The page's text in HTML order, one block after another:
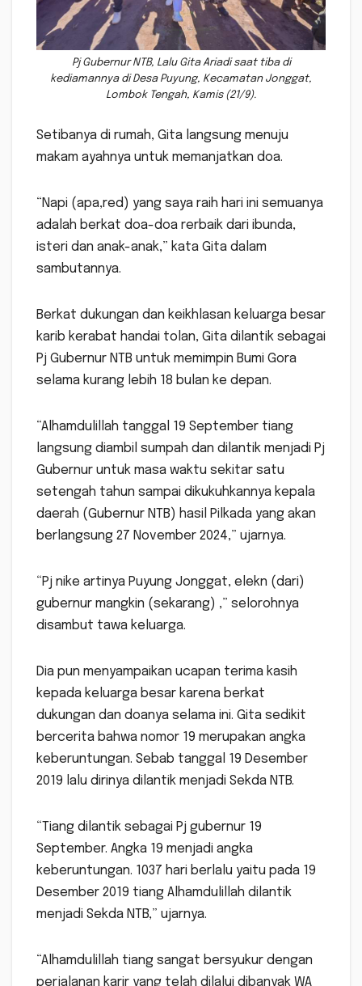
Pj Gubernur NTB, Lalu Gita Ariadi saat tiba di
kediamannya di Desa Puyung, Kecamatan Jonggat,
Lombok Tengah, Kamis (21/9).
Setibanya di rumah, Gita langsung menuju
makam ayahnya untuk memanjatkan doa.
“Napi (apa,red) yang saya raih hari ini semuanya
adalah berkat doa-doa rerbaik dari ibunda,
isteri dan anak-anak,” kata Gita dalam
sambutannya.
Berkat dukungan dan keikhlasan keluarga besar
karib kerabat handai tolan, Gita dilantik sebagai
Pj Gubernur NTB untuk memimpin Bumi Gora
selama kurang lebih 18 bulan ke depan.
“Alhamdulillah tanggal 19 September tiang
langsung diambil sumpah dan dilantik menjadi Pj
Gubernur untuk masa waktu sekitar satu
setengah tahun sampai dikukuhkannya kepala
daerah (Gubernur NTB) hasil Pilkada yang akan
berlangsung 27 November 2024,” ujarnya.
“Pj nike artinya Puyung Jonggat, elekn (dari)
gubernur mangkin (sekarang) ,” selorohnya
disambut tawa keluarga.
Dia pun menyampaikan ucapan terima kasih
kepada keluarga besar karena berkat
dukungan dan doanya selama ini. Gita sedikit
bercerita bahwa nomor 19 merupakan angka
keberuntungan. Sebab tanggal 19 Desember
2019 lalu dirinya dilantik menjadi Sekda NTB.
“Tiang dilantik sebagai Pj gubernur 19
September. Angka 19 menjadi angka
keberuntungan. 1037 hari berlalu yaitu pada 19
Desember 2019 tiang Alhamdulillah dilantik
menjadi Sekda NTB,” ujarnya.
“Alhamdulillah tiang sangat bersyukur dengan
perjalanan karir yang telah dilalui dibanyak WA